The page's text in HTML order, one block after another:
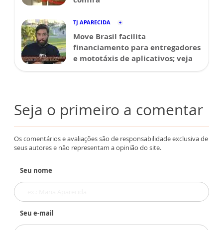
TJ APARECIDA
Move Brasil facilita
financiamento para entregadores
e mototáxis de aplicativos; veja
Seja o primeiro a comentar
Os comentários e avaliações são de responsabilidade exclusiva de
seus autores e não representam a opinião do site.
Seu nome
Seu e-mail